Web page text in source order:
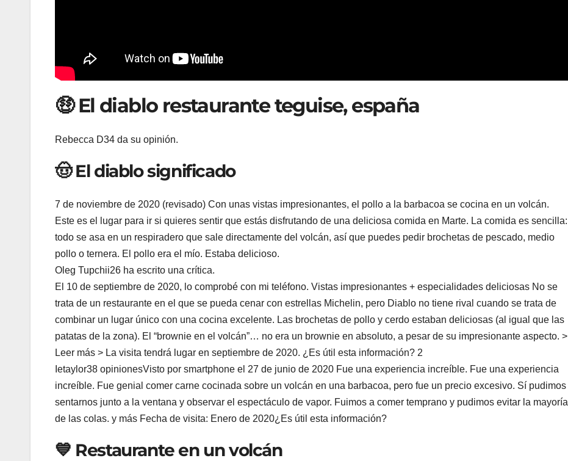
🤑 El diablo restaurante teguise, españa
Rebecca D34 da su opinión.
🤠 El diablo significado
7 de noviembre de 2020 (revisado) Con unas vistas impresionantes, el pollo a la barbacoa se cocina en un volcán.
Este es el lugar para ir si quieres sentir que estás disfrutando de una deliciosa comida en Marte. La comida es sencilla:
todo se asa en un respiradero que sale directamente del volcán, así que puedes pedir brochetas de pescado, medio
pollo o ternera. El pollo era el mío. Estaba delicioso.
Oleg Tupchii26 ha escrito una crítica.
El 10 de septiembre de 2020, lo comprobé con mi teléfono. Vistas impresionantes + especialidades deliciosas No se
trata de un restaurante en el que se pueda cenar con estrellas Michelin, pero Diablo no tiene rival cuando se trata de
combinar un lugar único con una cocina excelente. Las brochetas de pollo y cerdo estaban deliciosas (al igual que las
patatas de la zona). El “brownie en el volcán”… no era un brownie en absoluto, a pesar de su impresionante aspecto. >
Leer más > La visita tendrá lugar en septiembre de 2020. ¿Es útil esta información? 2
Ietaylor38 opinionesVisto por smartphone el 27 de junio de 2020 Fue una experiencia increíble. Fue una experiencia
increíble. Fue genial comer carne cocinada sobre un volcán en una barbacoa, pero fue un precio excesivo. Sí pudimos
sentarnos junto a la ventana y observar el espectáculo de vapor. Fuimos a comer temprano y pudimos evitar la mayoría
de las colas. y más Fecha de visita: Enero de 2020¿Es útil esta información?
💙 Restaurante en un volcán